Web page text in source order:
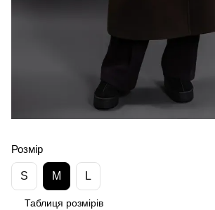
Розмір
S M L
Таблиця розмірів